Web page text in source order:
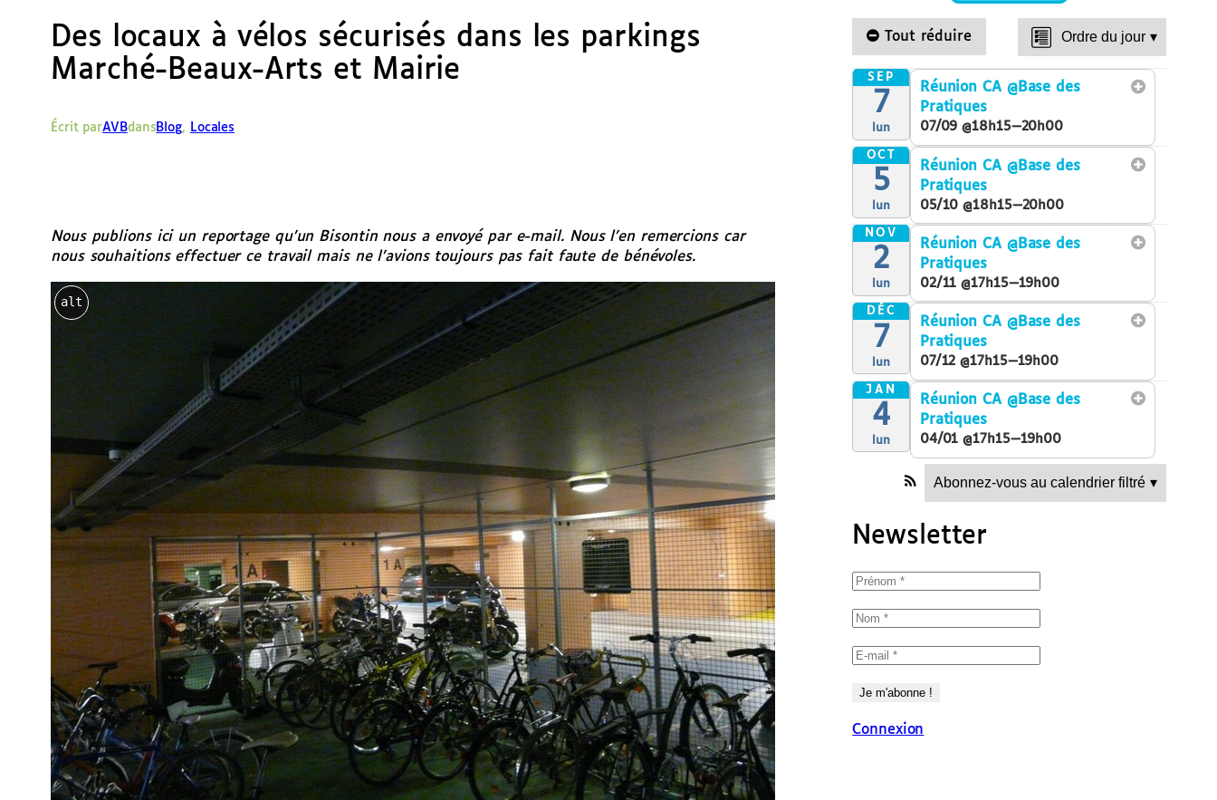
Des locaux à vélos sécurisés dans les parkings
Marché-Beaux-Arts et Mairie
Écrit parAVBdans Blog, Locales
Nous publions ici un reportage qu’un Bisontin nous a envoyé par e-mail. Nous l’en remercions car
nous souhaitions effectuer ce travail mais ne l’avions toujours pas fait faute de bénévoles.
alt
Tout réduire Ordre du jour ▾
SEP
7
lun
Réunion CA @Base des
Pratiques
07/09 @18h15—20h00
OCT
5
lun
Réunion CA @Base des
Pratiques
05/10 @18h15—20h00
NOV
2
lun
Réunion CA @Base des
Pratiques
02/11 @17h15—19h00
DÉC
7
lun
Réunion CA @Base des
Pratiques
07/12 @17h15—19h00
JAN
4
lun
Réunion CA @Base des
Pratiques
04/01 @17h15—19h00
Abonnez-vous au calendrier filtré ▾
Newsletter
Connexion